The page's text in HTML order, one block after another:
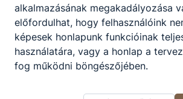
Partnereink
alkalmazásának megakadályozása
előfordulhat, hogy felhasználóink
képesek honlapunk funkcióinak
használatára, vagy a honlap a
fog működni böngészőjében.